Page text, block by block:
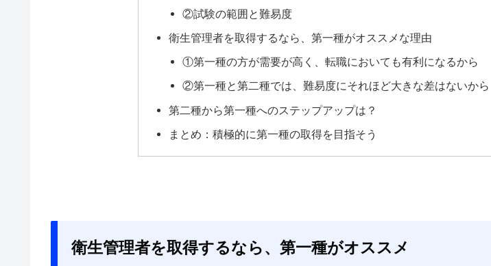
②試験の範囲と難易度
衛生管理者を取得するなら、第一種がオススメな理由
①第一種の方が需要が高く、転職においても有利になるから
②第一種と第二種では、難易度にそれほど大きな差はないから
第二種から第一種へのステップアップは？
まとめ：積極的に第一種の取得を目指そう
衛生管理者を取得するなら、第一種がオススメ